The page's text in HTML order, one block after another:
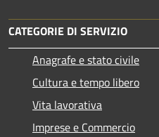
CATEGORIE DI SERVIZIO
Anagrafe e stato civile
Cultura e tempo libero
Vita lavorativa
Imprese e Commercio